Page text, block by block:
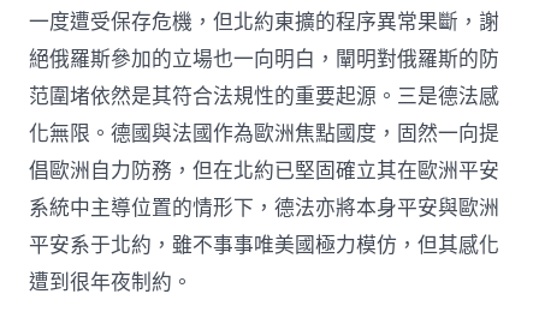
一度遭受保存危機，但北約東擴的程序異常果斷，謝
絕俄羅斯參加的立場也一向明白，闡明對俄羅斯的防
范圍堵依然是其符合法規性的重要起源。三是德法感
化無限。德國與法國作為歐洲焦點國度，固然一向提
倡歐洲自力防務，但在北約已堅固確立其在歐洲平安
系統中主導位置的情形下，德法亦將本身平安與歐洲
平安系于北約，雖不事事唯美國極力模仿，但其感化
遭到很年夜制約。